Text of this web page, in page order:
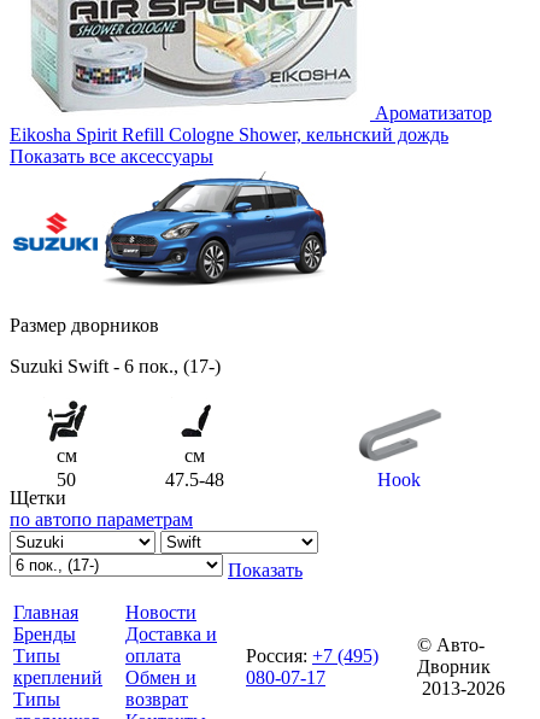
Ароматизатор
Eikosha Spirit Refill Cologne Shower, кельнский дождь
Показать все аксессуары
Размер дворников
Suzuki Swift - 6 пок., (17-)
см
см
50
47.5-48
Hook
Щетки
по автопо параметрам
Показать
Главная
Бренды
Типы
креплений
Типы
Новости
Доставка и
оплата
Обмен и
возврат
Россия: +7 (495)
080-07-17
© Авто-
Дворник
2013-2026